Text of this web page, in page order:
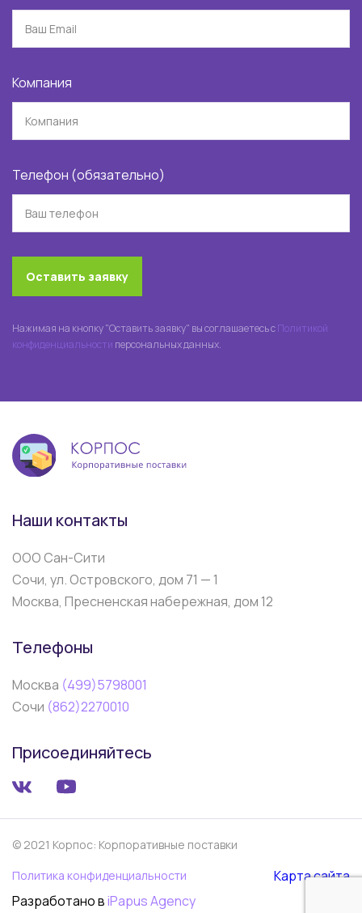
Компания
Телефон (обязательно)
Оставить заявку
Нажимая на кнопку "Оставить заявку" вы соглашаетесь сПолитикой
конфиденциальности персональных данных.
Наши контакты
ООО Сан-Сити
Сочи, ул. Островского, дом 71 — 1
Москва, Пресненская набережная, дом 12
Телефоны
Москва (499)5798001
Сочи (862)2270010
Присоединяйтесь
© 2021 Корпос: Корпоративные поставки
Политика конфиденциальности
Карта сайта
Разработано вiPapus Agency